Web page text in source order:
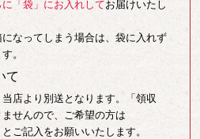
に「袋」にお入れしてお届けいたし
なってしまう場合は、袋に入れず
。
て
当店より別送となります。「領収
せんので、ご希望の方は
とご記入をお願いいたします。